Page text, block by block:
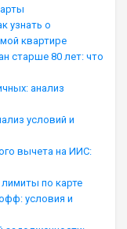
узнать о
квартире
старше 80 лет: что
анализ
условий и
вычета на ИИС:
по карте
условия и